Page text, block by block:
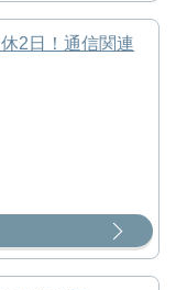
2日！通信関連